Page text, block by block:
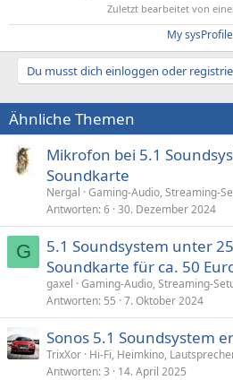
Zuletzt bearbeitet von
My sysProfile
Du musst dich einloggen oder
Ähnliche Themen
Mikrofon bei 5.1
Soundkarte
Nergal Gaming-Audio, Streaming-
Antworten 6 30. Dezember 2024
G
5.1 Soundsystem unter
Soundkarte für ca. 50
gaxel Gaming-Audio, Streaming-
Antworten 55 7. Oktober 2024
Sonos 5.1 Soundsystem
TrixXor Hi-Fi, Heimkino,
Antworten 3 14. April 2025